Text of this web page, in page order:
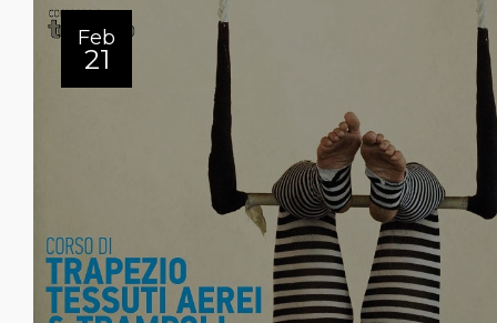
Feb
21